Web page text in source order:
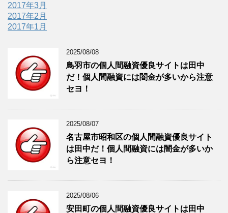
2017年3月
2017年2月
2017年1月
2025/08/08
鳥羽市の個人間融資優良サイトは田中
だ！個人間融資には闇金が多いから注意
セヨ！
2025/08/07
名古屋市昭和区の個人間融資優良サイト
は田中だ！個人間融資には闇金が多いか
ら注意セヨ！
2025/08/06
安田町の個人間融資優良サイトは田中